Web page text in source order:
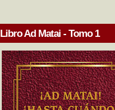
Libro Ad Matai - Tomo 1